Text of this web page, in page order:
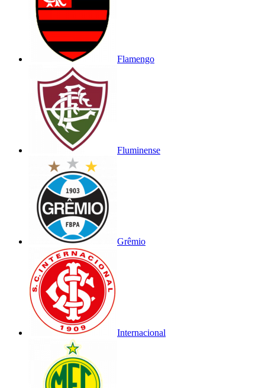
Flamengo
Fluminense
Grêmio
Internacional